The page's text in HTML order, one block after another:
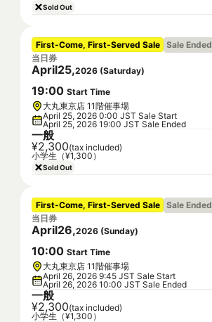
Sold Out
First-Come, First-Served Sale Sale Ended
当日券
April25,2026 (Saturday)
19:00 Start Time
大丸東京店 11階催事場
April 25, 2026 0:00 JST Sale Start
April 25, 2026 19:00 JST Sale Ended
一般
¥2,300(tax included)
小学生（¥1,300）
Sold Out
First-Come, First-Served Sale Sale Ended
当日券
April26,2026 (Sunday)
10:00 Start Time
大丸東京店 11階催事場
April 26, 2026 9:45 JST Sale Start
April 26, 2026 10:00 JST Sale Ended
一般
¥2,300(tax included)
小学生（¥1,300）